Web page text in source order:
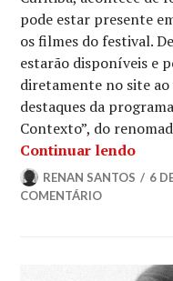
pode estar presente
os filmes do festival.
estarão disponíveis e
diretamente no site ao
destaques da
Contexto”, do
Continuar lendo
RENAN SANTOS 6
COMENTÁRIO